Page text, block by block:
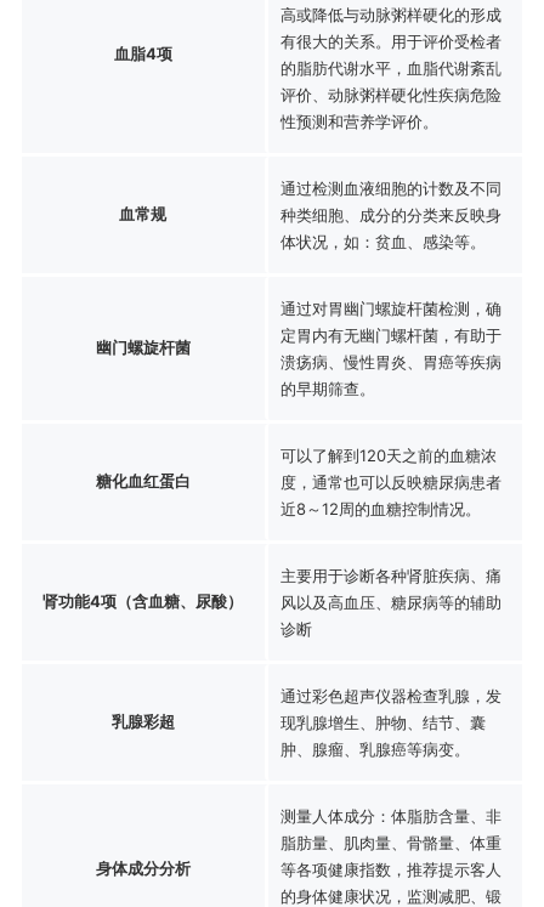
血脂4项
高或降低与动脉粥样硬化的形成
有很大的关系。用于评价受检者
的脂肪代谢水平，血脂代谢紊乱
评价、动脉粥样硬化性疾病危险
性预测和营养学评价。
血常规
通过检测血液细胞的计数及不同
种类细胞、成分的分类来反映身
体状况，如：贫血、感染等。
幽门螺旋杆菌
通过对胃幽门螺旋杆菌检测，确
定胃内有无幽门螺杆菌，有助于
溃疡病、慢性胃炎、胃癌等疾病
的早期筛查。
糖化血红蛋白
可以了解到120天之前的血糖浓
度，通常也可以反映糖尿病患者
近8～12周的血糖控制情况。
肾功能4项（含血糖、尿酸）
主要用于诊断各种肾脏疾病、痛
风以及高血压、糖尿病等的辅助
诊断
乳腺彩超
通过彩色超声仪器检查乳腺，发
现乳腺增生、肿物、结节、囊
肿、腺瘤、乳腺癌等病变。
身体成分分析
测量人体成分：体脂肪含量、非
脂肪量、肌肉量、骨骼量、体重
等各项健康指数，推荐提示客人
的身体健康状况，监测减肥、锻